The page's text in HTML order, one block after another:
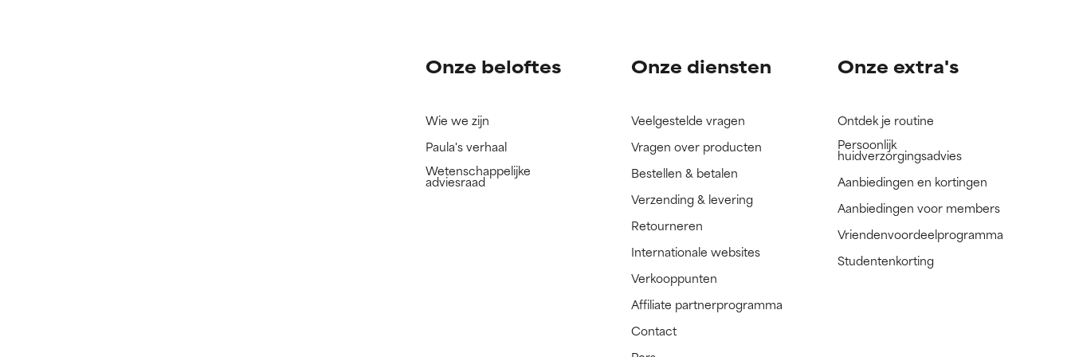
Onze beloftes
Wie we zijn
Paula's verhaal
Wetenschappelijke
adviesraad
Onze diensten
Veelgestelde vragen
Vragen over producten
Bestellen & betalen
Verzending & levering
Retourneren
Internationale websites
Verkooppunten
Affiliate partnerprogramma
Contact
Onze extra's
Ontdek je routine
Persoonlijk
huidverzorgingsadvies
Aanbiedingen en kortingen
Aanbiedingen voor members
Vriendenvoordeelprogramma
Studentenkorting